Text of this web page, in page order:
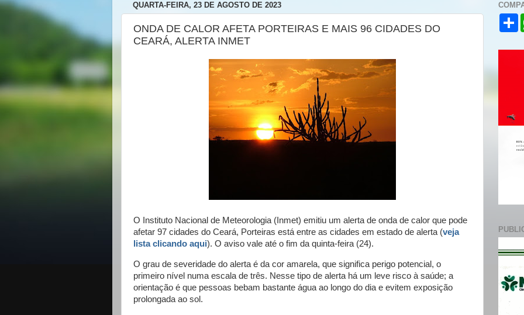
QUARTA-FEIRA, 23 DE AGOSTO DE 2023
ONDA DE CALOR AFETA PORTEIRAS E MAIS 96 CIDADES DO
CEARÁ, ALERTA INMET
O Instituto Nacional de Meteorologia (Inmet) emitiu um alerta de onda de calor que pode
afetar 97 cidades do Ceará, Porteiras está entre as cidades em estado de alerta (veja
lista clicando aqui). O aviso vale até o fim da quinta-feira (24).
O grau de severidade do alerta é da cor amarela, que significa perigo potencial, o
primeiro nível numa escala de três. Nesse tipo de alerta há um leve risco à saúde; a
orientação é que pessoas bebam bastante água ao longo do dia e evitem exposição
prolongada ao sol.
S